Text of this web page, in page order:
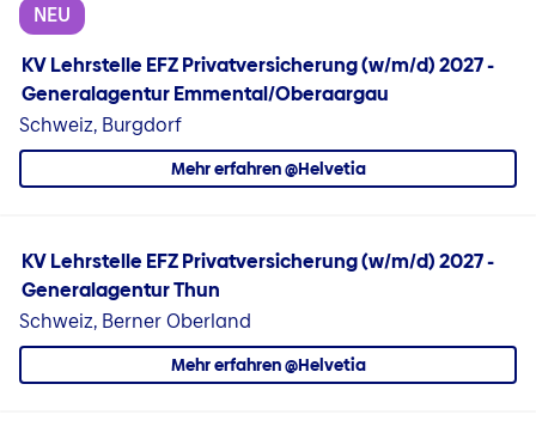
NEU
KV Lehrstelle EFZ Privatversicherung (w/m/d) 2027 -
Generalagentur Emmental/Oberaargau
Schweiz, Burgdorf
Mehr erfahren @Helvetia
KV Lehrstelle EFZ Privatversicherung (w/m/d) 2027 -
Generalagentur Thun
Schweiz, Berner Oberland
Mehr erfahren @Helvetia